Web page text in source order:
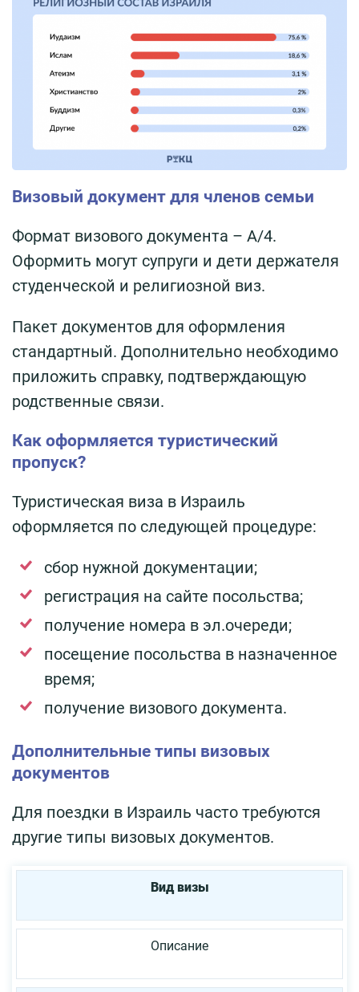
Визовый документ для членов семьи
Формат визового документа – A/4.
Оформить могут супруги и дети держателя
студенческой и религиозной виз.
Пакет документов для оформления
стандартный. Дополнительно необходимо
приложить справку, подтверждающую
родственные связи.
Как оформляется туристический
пропуск?
Туристическая виза в Израиль
оформляется по следующей процедуре:
сбор нужной документации;
регистрация на сайте посольства;
получение номера в эл.очереди;
посещение посольства в назначенное
время;
получение визового документа.
Дополнительные типы визовых
документов
Для поездки в Израиль часто требуются
другие типы визовых документов.
Вид визы
Описание